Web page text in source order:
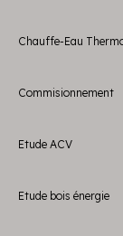
Chauffe-Eau
Commisionnement
Etude ACV
Etude bois énergie